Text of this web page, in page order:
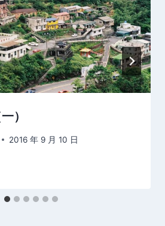
）
2016 年 9 月 10 日